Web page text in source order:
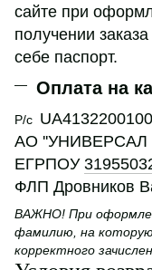
сайте при
получении
себе паспорт.
Оплата на
Р/с
АО ''УНИВЕРСАЛ
ЕГРПОУ
ФЛП Дровников
ВАЖНО! При
фамилию, на
корректного